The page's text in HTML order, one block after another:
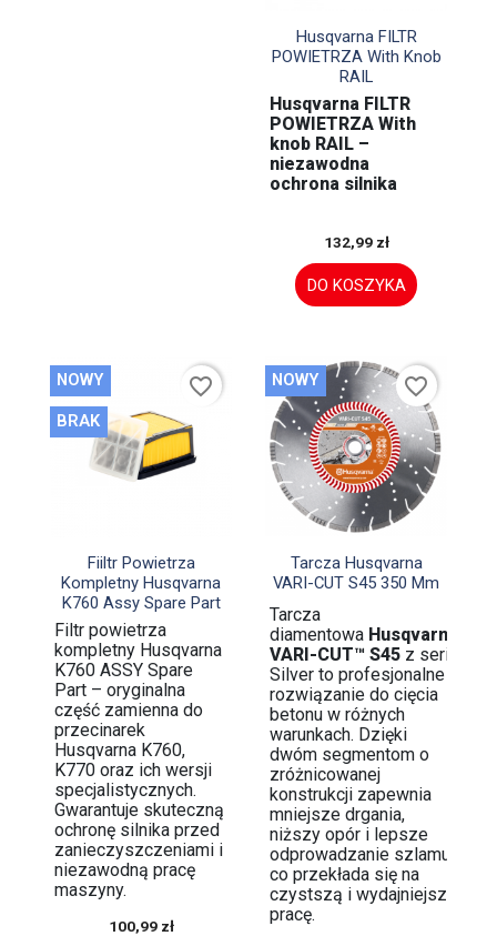
Szybki podgląd
Husqvarna FILTR
POWIETRZA With Knob
RAIL
Husqvarna FILTR
POWIETRZA With
knob RAIL –
niezawodna
ochrona silnika
132,99 zł
DO KOSZYKA
Szybki podgląd
Fiiltr Powietrza
Kompletny Husqvarna
K760 Assy Spare Part
Filtr powietrza
kompletny Husqvarna
K760 ASSY Spare
Part – oryginalna
część zamienna do
przecinarek
Husqvarna K760,
K770 oraz ich wersji
specjalistycznych.
Gwarantuje skuteczną
ochronę silnika przed
zanieczyszczeniami i
niezawodną pracę
maszyny.
100,99 zł
NOWY
BRAK
favorite_border
Szybki podgląd
Tarcza Husqvarna
VARI-CUT S45 350 Mm
Tarcza
diamentowa Husqvarna
VARI-CUT™ S45z serii
Silver to profesjonalne
rozwiązanie do cięcia
betonu w różnych
warunkach. Dzięki
dwóm segmentom o
zróżnicowanej
konstrukcji zapewnia
mniejsze drgania,
niższy opór i lepsze
odprowadzanie szlamu,
co przekłada się na
czystszą i wydajniejszą
pracę.
NOWY favorite_border